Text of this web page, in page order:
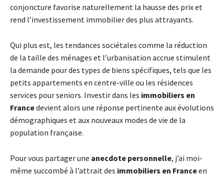
conjoncture favorise naturellement la hausse des prix et
rend l’investissement immobilier des plus attrayants.
Qui plus est, les tendances sociétales comme la réduction
de la taille des ménages et l’urbanisation accrue stimulent
la demande pour des types de biens spécifiques, tels que les
petits appartements en centre-ville ou les résidences
services pour seniors. Investir dans les immobiliers en
Francedevient alors une réponse pertinente aux évolutions
démographiques et aux nouveaux modes de vie de la
population française.
Pour vous partager une anecdote personnelle, j’ai moi-
même succombé à l’attrait des immobiliers en Franceen